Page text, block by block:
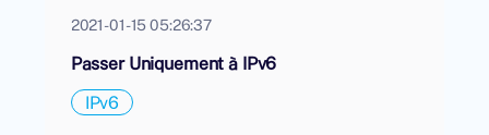
2021-01-15 05:26:37
Passer Uniquement à IPv6
IPv6